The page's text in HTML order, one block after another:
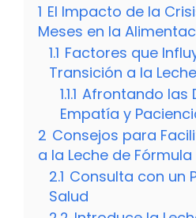
1 El Impacto de la
Meses en la
1.1 Factores que
Transición a la
1.1.1 Afrontando las
Empatía y
2 Consejos para
a la Leche de Fórmula
2.1 Consulta con un
Salud